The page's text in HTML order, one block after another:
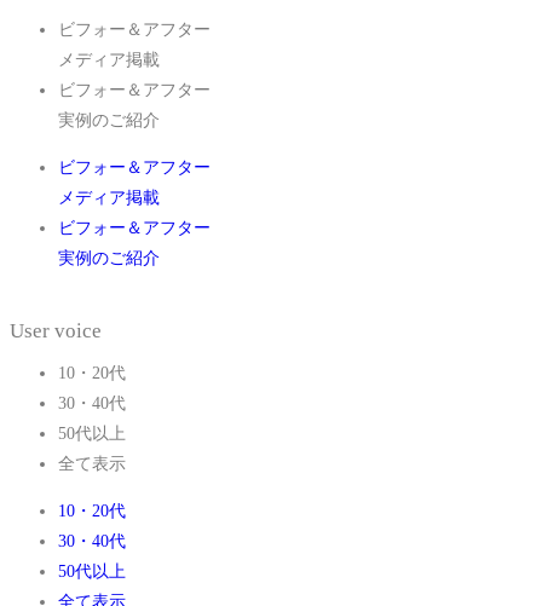
ビフォー＆アフター
メディア掲載
ビフォー＆アフター
実例のご紹介
ビフォー＆アフター
メディア掲載
ビフォー＆アフター
実例のご紹介
User voice
10・20代
30・40代
50代以上
全て表示
10・20代
30・40代
50代以上
全て表示